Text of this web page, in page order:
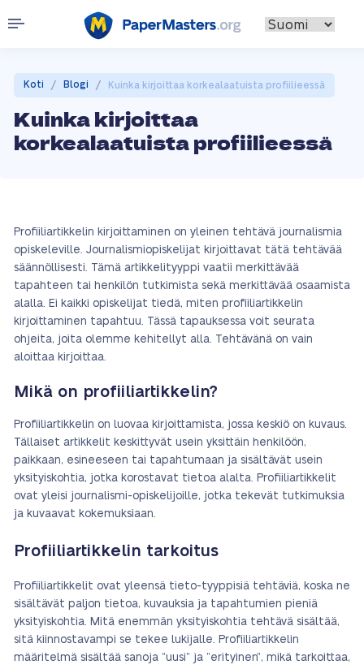
Koti / Blogi / Kuinka kirjoittaa korkealaatuista profiilieessä
Kuinka kirjoittaa
korkealaatuista profiilieessä
Profiiliartikkelin kirjoittaminen on yleinen tehtävä journalismia
opiskeleville. Journalismiopiskelijat kirjoittavat tätä tehtävää
säännöllisesti. Tämä artikkelityyppi vaatii merkittävää
tapahteen tai henkilön tutkimista sekä merkittävää osaamista
alalla. Ei kaikki opiskelijat tiedä, miten profiiliartikkelin
kirjoittaminen tapahtuu. Tässä tapauksessa voit seurata
ohjeita, joita olemme kehitellyt alla. Tehtävänä on vain
aloittaa kirjoittaa.
Mikä on profiiliartikkelin?
Profiiliartikkelin on luovaa kirjoittamista, jossa keskiö on kuvaus.
Tällaiset artikkelit keskittyvät usein yksittäin henkilöön,
paikkaan, esineeseen tai tapahtumaan ja sisältävät usein
yksityiskohtia, jotka korostavat tietoa alalta. Profiiliartikkelit
ovat yleisi journalismi-opiskelijoille, jotka tekevät tutkimuksia
ja kuvaavat kokemuksiaan.
Profiiliartikkelin tarkoitus
Profiiliartikkelit ovat yleensä tieto-tyyppisiä tehtäviä, koska ne
sisältävät paljon tietoa, kuvauksia ja tapahtumien pieniä
yksityiskohtia. Mitä enemmän yksityiskohtia tehtävä sisältää,
sitä kiinnostavampi se tekee lukijalle. Profiiliartikkelin
määritelmä sisältää sanoja ”uusi” ja ”erityinen”, mikä tarkoittaa,